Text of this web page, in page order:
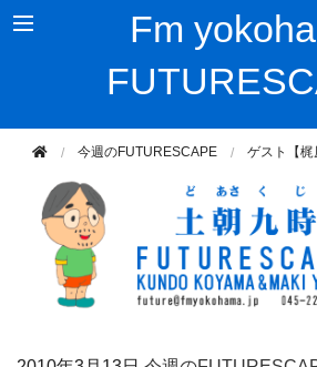
Fm
今週のFUTURESCAPE ゲスト【梶